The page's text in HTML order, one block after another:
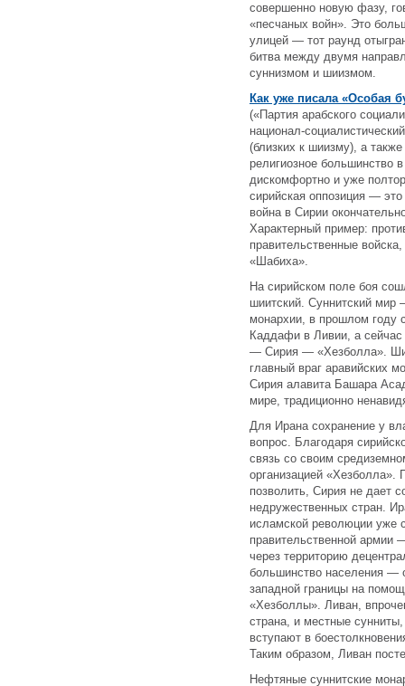
совершенно новую фазу,
«песчаных войн». Это
улицей — тот раунд
битва между двумя
суннизмом и шиизмом.
Как уже писала «Особая
(«Партия арабского
национал-
(близких к шиизму), а
религиозное большинство
дискомфортно и уже
сирийская оппозиция —
война в Сирии
Характерный пример:
правительственные
«Шабиха».
На сирийском поле боя
шиитский. Суннитский мир
монархии, в прошлом году
Каддафи в Ливии, а
— Сирия — «Хезболла».
главный враг аравийских
Сирия алавита Башара
мире, традиционно
Для Ирана сохранение у
вопрос. Благодаря
связь со своим
организацией «Хезболла».
позволить, Сирия не дает
недружественных стран.
исламской революции уже
правительственной армии
через территорию
большинство населения —
западной границы на
«Хезболлы». Ливан,
страна, и местные
вступают в
Таким образом, Ливан
Нефтяные суннитские